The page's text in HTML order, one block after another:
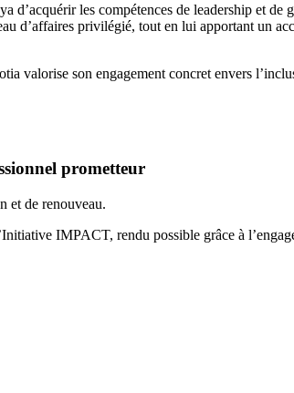
d’acquérir les compétences de leadership et de
d’affaires privilégié, tout en lui apportant un
valorise son engagement concret envers
prometteur
et de renouveau.
IMPACT, rendu possible grâce à